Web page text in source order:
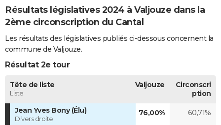
Bricolage
Lifestyle
Culture
Sport
Auto
Television
Voyage
Cinema
Résultats législatives 2024 à Valjouze dans la
2ème circonscription du Cantal
Les résultats des législatives publiés ci-dessous concernent la
commune de Valjouze.
Résultat 2e tour
Tête de liste
Liste
Valjouze
Circonscri
ption
Jean Yves Bony (Élu)
Divers droite
76,00% 60,71%